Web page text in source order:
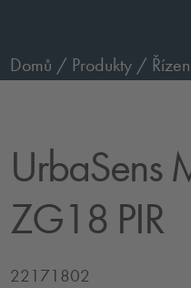
Domů / Produkty /
UrbaSens
ZG18 PIR
22171802